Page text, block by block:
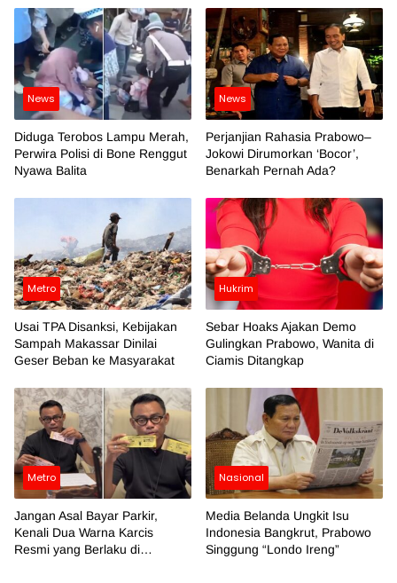
News
Diduga Terobos Lampu Merah,
Perwira Polisi di Bone Renggut
Nyawa Balita
News
Perjanjian Rahasia Prabowo–
Jokowi Dirumorkan ‘Bocor’,
Benarkah Pernah Ada?
Metro
Usai TPA Disanksi, Kebijakan
Sampah Makassar Dinilai
Geser Beban ke Masyarakat
Hukrim
Sebar Hoaks Ajakan Demo
Gulingkan Prabowo, Wanita di
Ciamis Ditangkap
Metro
Jangan Asal Bayar Parkir,
Kenali Dua Warna Karcis
Resmi yang Berlaku di
Nasional
Media Belanda Ungkit Isu
Indonesia Bangkrut, Prabowo
Singgung “Londo Ireng”